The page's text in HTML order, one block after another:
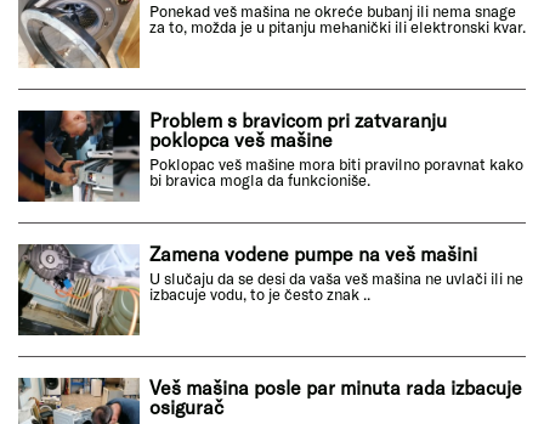
Ponekad veš mašina ne okreće bubanj ili nema snage
za to, možda je u pitanju mehanički ili elektronski kvar.
Problem s bravicom pri zatvaranju
poklopca veš mašine
Poklopac veš mašine mora biti pravilno poravnat kako
bi bravica mogla da funkcioniše.
Zamena vodene pumpe na veš mašini
U slučaju da se desi da vaša veš mašina ne uvlači ili ne
izbacuje vodu, to je često znak ..
Veš mašina posle par minuta rada izbacuje
osigurač